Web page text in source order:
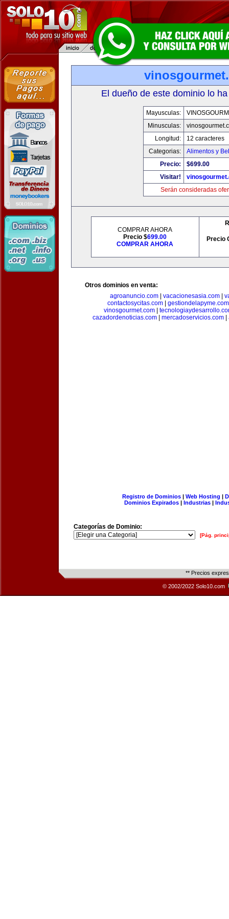
El dueño de este dominio lo
Mayusculas:
Minusculas:
Longitud:
12 caracteres
Categorias:
Alimentos y
Precio:
$699.00
Visitar!
Serán consideradas
COMPRAR AHORA
Precio $699.00
COMPRAR AHORA
Precio
Otros dominios en venta:
agroanuncio.com
vacacionesasia.com
contactosycitas.com| gestiondelapyme.com
vinosgourmet.com
cazadordenoticias.com
mercadoservicios.com
Registro de Dominios| Web Hosting |
Dominios Expirados | Industrias |
Categorías de Dominio:
[Pág.
** Precios
© 2002/2022 Solo10.com